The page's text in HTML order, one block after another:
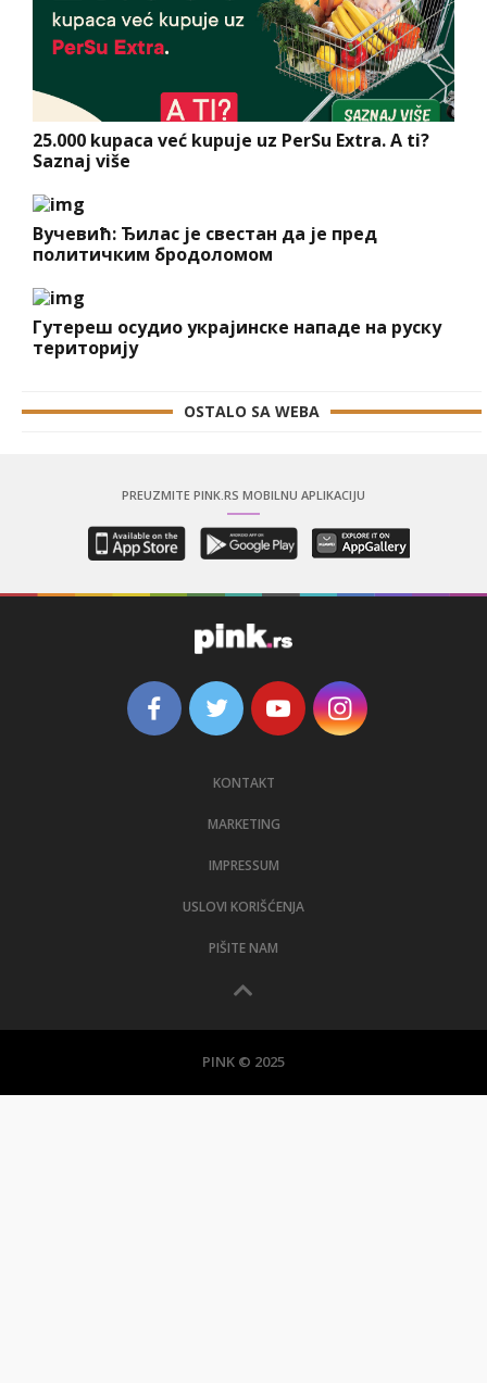
25.000 kupaca već kupuje uz PerSu Extra. A ti?
Saznaj više
Вучевић: Ђилас је свестан да је пред
политичким бродоломом
Гутереш осудио украјинске нападе на руску
територију
OSTALO SA WEBA
PREUZMITE PINK.RS MOBILNU APLIKACIJU
KONTAKT
MARKETING
IMPRESSUM
USLOVI KORIŠĆENJA
PIŠITE NAM
PINK © 2025